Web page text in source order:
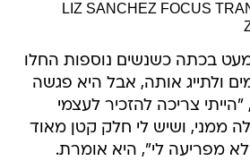
♬ LIZ SANCHEZ FOCUS
בכתה כשנשים נוספות החלו
ולתייג אותה, אבל היא פגשה
"הייתי צריכה להזכיר לעצמי
ממני, ושיש לי חלק קטן מאוד
מפריעה לי", היא אומרת.